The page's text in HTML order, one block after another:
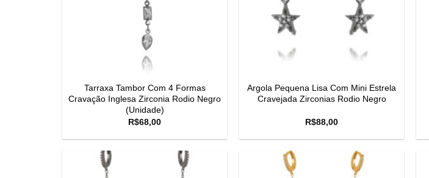
Tarraxa Tambor Com 4 Formas
Cravação Inglesa Zirconia Rodio Negro
(Unidade)
R$68,00
Argola Pequena Lisa Com Mini Estrela
Cravejada Zirconias Rodio Negro
R$88,00